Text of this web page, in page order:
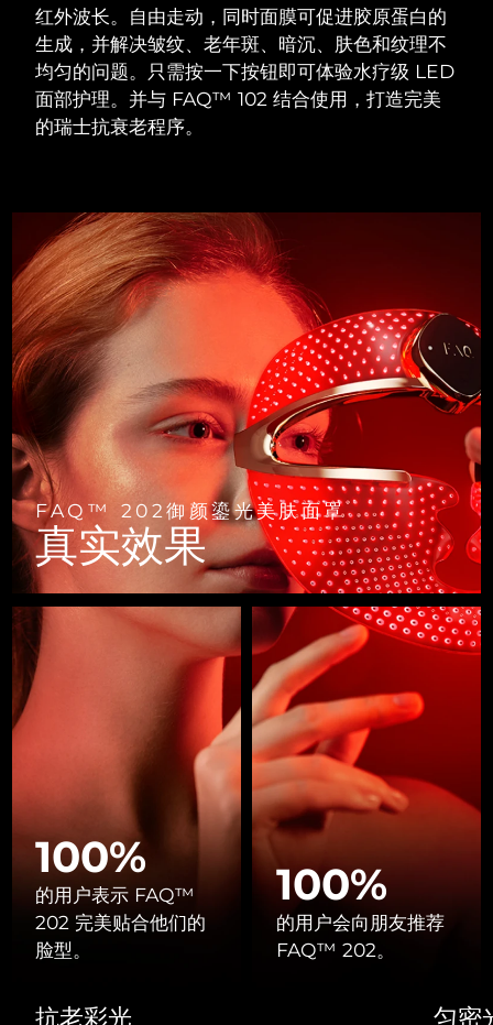
红外波长。自由走动，同时面膜可促进胶原蛋白的
生成，并解决皱纹、老年斑、暗沉、肤色和纹理不
均匀的问题。只需按一下按钮即可体验水疗级 LED
面部护理。并与 FAQ™ 102 结合使用，打造完美
的瑞士抗衰老程序。
FAQ™ 202御颜鎏光美肤面罩
真实效果
100%
的用户表示 FAQ™
202 完美贴合他们的
脸型。
100%
的用户会向朋友推荐
FAQ™ 202。
抗老彩光 匀密
Anti-aging massage
LUNA™ 4 Plus
Massage, LED heating
For men, anti-aging massage
LUNA™ 4 mini
For young skin, T-zone
LUNA™ 4 go
For travel or gym bag
LUNA™ 护肤
Premium cleansers & balm
LUNA™ 设备
All facial cleansing devices
Microcurrent toning
BEAR™ 2 go
Microcurrent toning on-the-go
Microcurrent line smoothing device
面部提拉护理
Premium anti-aging skincare
BEAR™ 设备
All premium facelift devices
补水保湿
UFO™ 3 套装
UFO™ 3 LED
Near-infrared and red light therapy
device
UFO™ 3 mini
Red light therapy device for young skin
UFO™ 3 go
Portable red light therapy
面膜
Rejuvenation & hydration
UFO™ 设备
All deep facial hydration devices
口腔护理
issa™ 4
issa™ 4 plus
Smart hybrid silicone sonic toothbrush
issa™ 4 smile
Hybrid silicone sonic toothbrush
issa™ 4 baby
For ages 0-3
issa™ Teeth Whitening Set
Dual LED + sonic device & 18% PAP gel
ISSA™ 设备
All silicone sonic toothbrushes
FAQ™ 抗老护理
抗老
FAQ™ 101
Clinical anti-aging
FAQ™ 102
Advanced clinical anti-aging
FAQ™ 103
Luxurious clinical anti-aging set
FAQ™ P1 Primer
Manuka honey primer
FAQ™护肤品
All FAQ™ skincare
FAQ™产品
All anti-aging treatments
LED治疗
FAQ™ 201
LED mask
FAQ™ 202
LED mask
FAQ™ 211
Anti-aging neck & décolleté LED mask
FAQ™ 221
Anti-aging LED hand mask
FAQ™护肤品
All FAQ™ skincare
FAQ™产品
All LED treatments
生发
FAQ™ 301
LED hair strengthening scalp massager
FAQ™ Scalp Serum
Scalp recovery probiotic serum
FAQ™护肤品
All FAQ™ skincare
FAQ™产品
All hair treatments
肌肤年轻化
NEW
FAQ™ 501
Full-Spectrum Red Light Therapy
FAQ™ 502
Full-Spectrum Red Light Therapy
FAQ™ Red Light Serum
FAQ™ skincare
All FAQ™ skincare
FAQ™ products
All toning treatments
保健品
NEW
专业治疗
PEACH™ 2 Pro Max
Professional IPL hair removal device
PEACH™ 2
IPL hair removal
身体护理
BEAR™ 2 body
Microcurrent body toning
LUNA™ 4 body
Massaging body brush
痘肌护理
ESPADA™ 2 plus
Recurring acne LED therapy
ESPADA™ 2
眼部护理
BEAR™ 2 eyes & lips
Microcurrent line smoothing device
IRIS™ 2
波斯尼亚和黑塞哥维那 预计送达日期8/13/26
文莱 预计送达日期8/15/26
加拿大
智利
中国 预计送达日期8/10/26
哥伦比亚 预计送达日期8/14/26
克罗地亚 预计送达日期 8/10/26
塞浦路斯 预计送达日期
捷克 预计送达日期 8/10/26
丹麦 预计送达日期8/10/26
爱沙尼亚 预计送达日期8/10/26
芬兰 预计送达日期
预计送达日期8/10/26
法属波利尼西亚 预计送达日期8/14/26
德国 预计送达日期
直布罗陀 预计送达日期
希腊 预计送达日期8/10/26